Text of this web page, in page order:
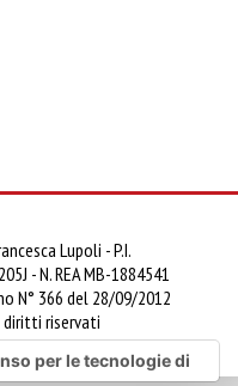
Lupoli - P.I.
- N. REA MB-1884541
N° 366 del 28/09/2012
diritti riservati
per le tecnologie di